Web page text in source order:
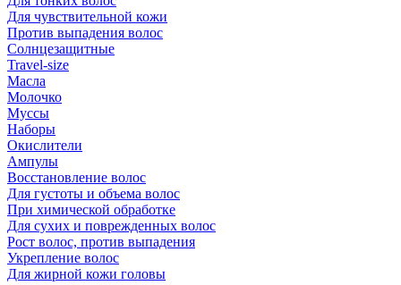
Для чувствительной кожи
Против выпадения волос
Солнцезащитные
Travel-size
Масла
Молочко
Муссы
Наборы
Окислители
Ампулы
Восстановление волос
Для густоты и объема волос
При химической обработке
Для сухих и поврежденных волос
Рост волос, против выпадения
Укрепление волос
Для жирной кожи головы